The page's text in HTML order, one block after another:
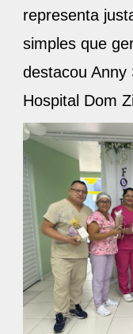
representa
simples que
destacou Anny
Hospital Dom